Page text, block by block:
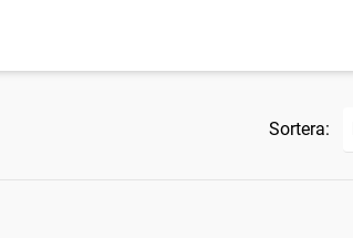
Sortera: